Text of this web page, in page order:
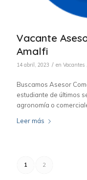
Vacante
Amalfi
14 abril, 2023 / en Vacantes
Buscamos Asesor
estudiante de últimos
agronomía o
Leer más
1 2